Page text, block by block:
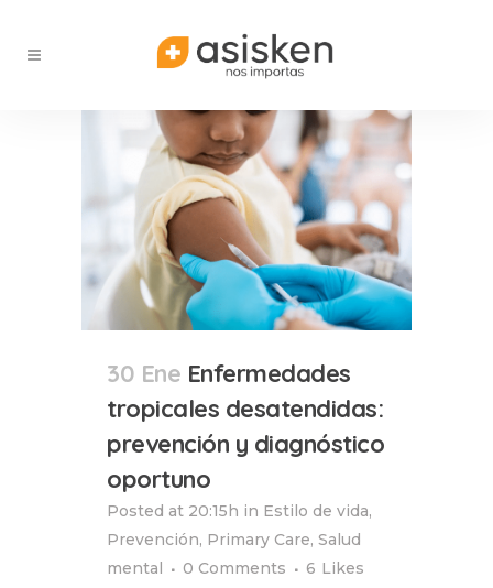
30 Ene Enfermedades
tropicales desatendidas:
prevención y diagnóstico
oportuno
Posted at 20:15h in Estilo de vida,
Prevención, Primary Care, Salud
mental
0 Comments 6 Likes